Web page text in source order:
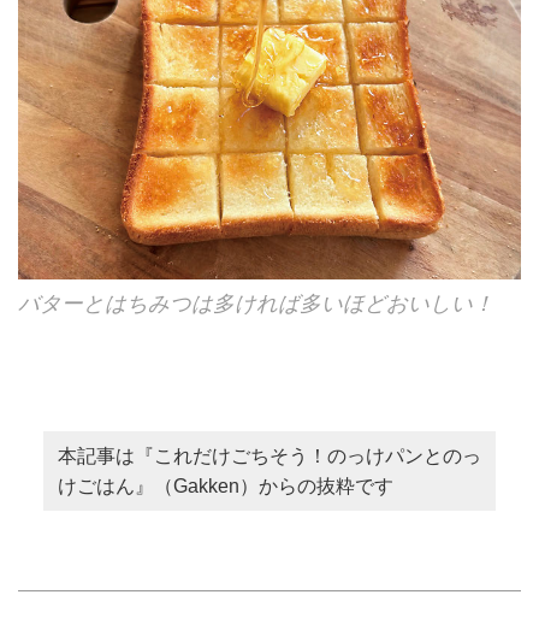
バターとはちみつは多ければ多いほどおいしい！
本記事は『これだけごちそう！のっけパンとのっ
けごはん』（Gakken）からの抜粋です